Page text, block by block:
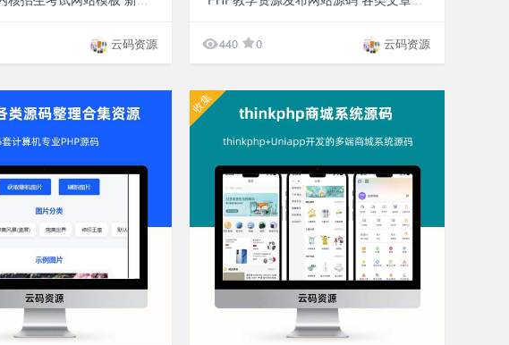
云码资源 440 0 云码资源
收集